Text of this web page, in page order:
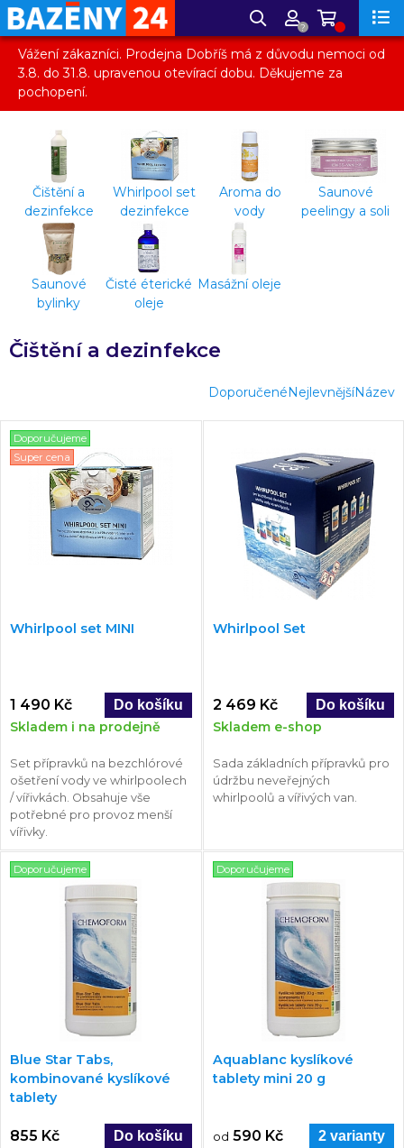
?
Vážení zákazníci. Prodejna Dobříš má z důvodu nemoci od
3.8. do 31.8. upravenou otevírací dobu. Děkujeme za
pochopení.
Čištění a
dezinfekce
Whirlpool set
dezinfekce
Aroma do
vody
Saunové
peelingy a soli
Saunové
bylinky
Čisté éterické
oleje
Masážní oleje
Čištění a dezinfekce
DoporučenéNejlevnějšíNázev
Doporučujeme
Super cena
Whirlpool set MINI
1 490 Kč
Skladem i na prodejně
Set přípravků na bezchlórové
ošetření vody ve whirlpoolech
/ vířivkách. Obsahuje vše
potřebné pro provoz menší
vířivky.
Whirlpool Set
2 469 Kč
Skladem e-shop
Sada základních přípravků pro
údržbu neveřejných
whirlpoolů a vířivých van.
Doporučujeme
Blue Star Tabs,
kombinované kyslíkové
tablety
855 Kč
Doporučujeme
Aquablanc kyslíkové
tablety mini 20 g
od 590 Kč 2 varianty